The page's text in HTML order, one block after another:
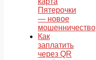
Пятерочки
— новое
мошенничество
Как
заплатить
через QR